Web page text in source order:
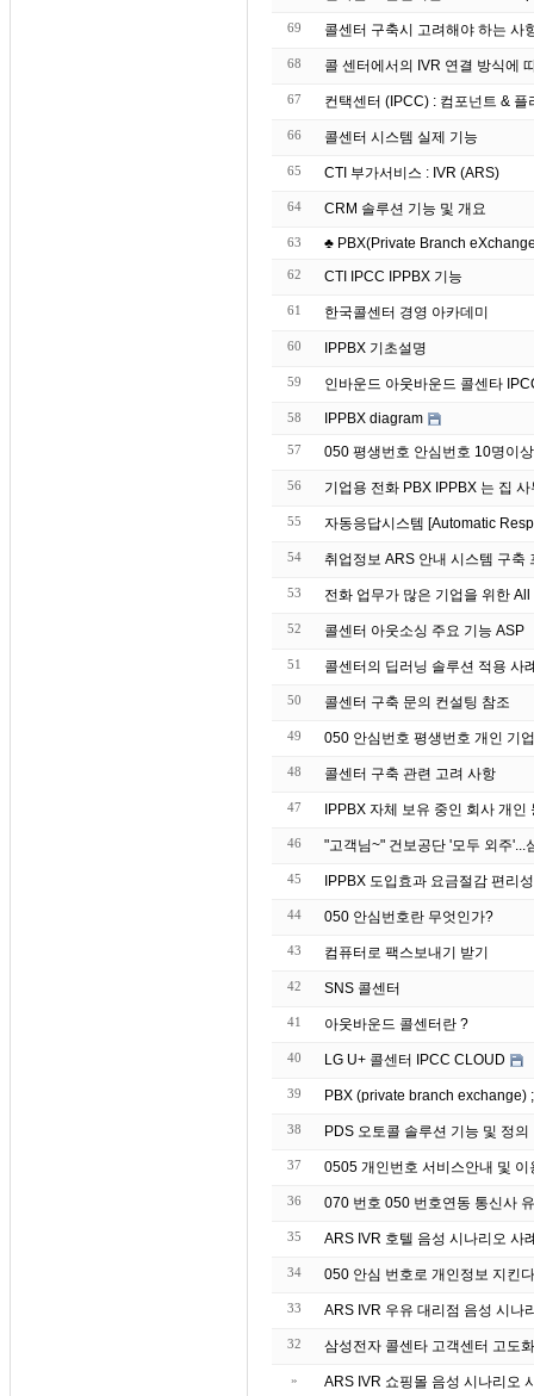
69 콜센터 구축시 고려해야 하는 사
68 콜 센터에서의 IVR 연결 방식에
67 컨택센터 (IPCC) : 컴포넌트 &
66 콜센터 시스템 실제 기능
65 CTI 부가서비스 : IVR (ARS)
64 CRM 솔루션 기능 및 개요
63 ♣ PBX(Private Branch
62 CTI IPCC IPPBX 기능
61 한국콜센터 경영 아카데미
60 IPPBX 기초설명
59 인바운드 아웃바운드 콜센타
58 IPPBX diagram
57 050 평생번호 안심번호 10명이
56 기업용 전화 PBX
55 자동응답시스템 [Automatic
54 취업정보 ARS 안내 시스템 구축
53 전화 업무가 많은 기업을 위한
52 콜센터 아웃소싱 주요 기능 ASP
51
50 콜센터 구축 문의 컨설팅 참조
49 050 안심번호 평생번호 개인 기
48 콜센터 구축 관련 고려 사항
47 IPPBX 자체 보유 중인 회사
46
45 IPPBX 도입효과 요금절감 편리성
44 050 안심번호란 무엇인가?
43 컴퓨터로 팩스보내기 받기
42 SNS 콜센터
41 아웃바운드 콜센터란 ?
40 LG U+ 콜센터 IPCC CLOUD
39 PBX (private branch exchange)
38 PDS 오토콜 솔루션 기능 및 정의
37 0505 개인번호 서비스안내 및 이
36 070 번호 050 번호연동 통신사
35 ARS IVR 호텔 음성 시나리오 사
34 050 안심 번호로 개인정보 지킨다
33 ARS IVR 우유 대리점 음성 시나
32 삼성전자 콜센타 고객센터 고도
» ARS IVR 쇼핑몰 음성 시나리오